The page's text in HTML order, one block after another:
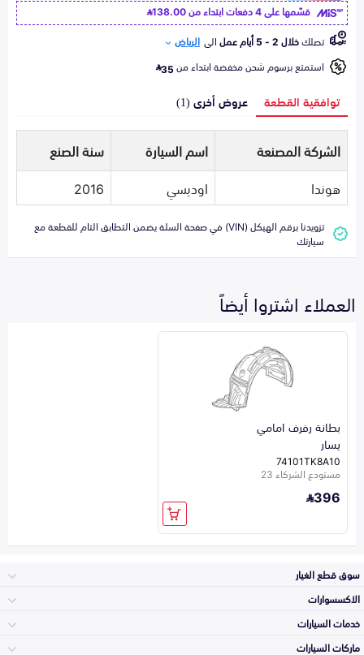
قسّمها على 4 دفعات ابتداء من
138.00
تصلكخلال 2 - 5 أيام عمل الى الرياض
استمتع برسوم شحن مخفضة ابتداء من35
توافقية القطعة عروض أخرى (1)
الشركة المصنعة اسم السيارة
سنة الصنع
هوندا
اوديسي 2016
تزويدنا برقم الهيكل (VIN) في صفحة السلة يضمن التطابق التام للقطعة مع
سيارتك
العملاء اشتروا أيضاً
بطانة رفرف امامي
يسار
74101TK8A10
مستودع الشركاء 23
396
سوق قطع الغيار
الاكسسوارات
خدمات السيارات
ماركات السيارات